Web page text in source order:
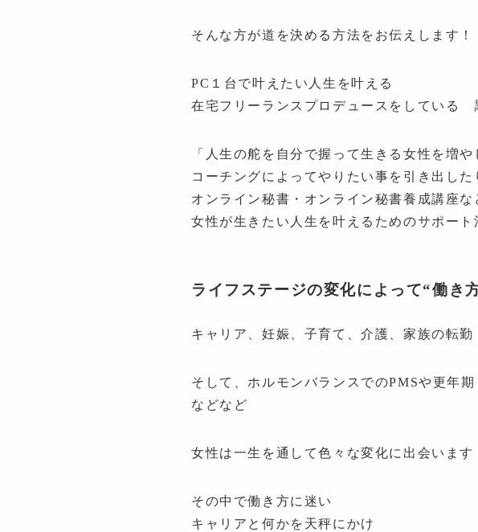
そんな方が道を決める方法をお伝えします！
PC１台で叶えたい人生を叶える
在宅フリーランスプロデュースをしている
「人生の舵を自分で握って生きる女性を増
コーチングによってやりたい事を引き出した
オンライン秘書・オンライン秘書養成講座な
女性が生きたい人生を叶えるためのサポート
ライフステージの変化によって“働き
キャリア、妊娠、子育て、介護、家族の転勤
そして、ホルモンバランスでのPMSや更年期
などなど
女性は一生を通して色々な変化に出会います
その中で働き方に迷い
キャリアと何かを天秤にかけ